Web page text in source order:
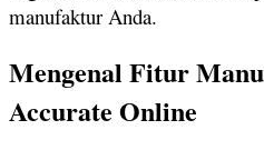
manufaktur Anda.
Mengenal Fitur
Accurate Online